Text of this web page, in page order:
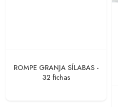
ROMPE GRANJA SÍLABAS -
32 fichas